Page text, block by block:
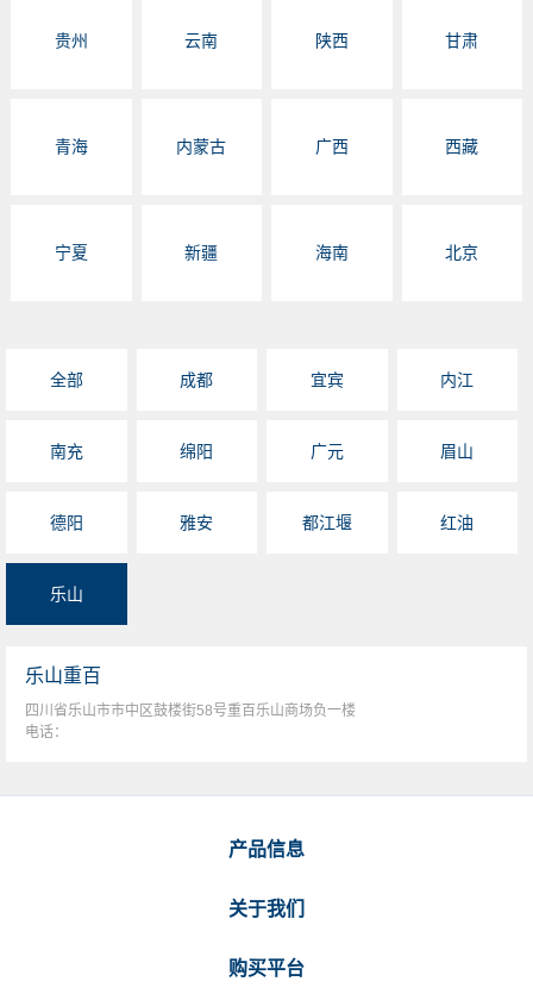
贵州 云南 陕西 甘肃
青海 内蒙古 广西 西藏
宁夏 新疆 海南 北京
全部 成都 宜宾 内江
南充 绵阳 广元 眉山
德阳 雅安 都江堰 红油
乐山
乐山重百
四川省乐山市市中区鼓楼街58号重百乐山商场负一楼
电话：
产品信息
关于我们
购买平台